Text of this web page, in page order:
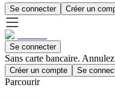
Se connecter Créer un
Se connecter
Sans carte bancaire.
Créer un compte Se
Parcourir